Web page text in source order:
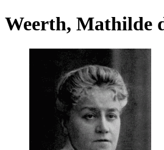
Weerth, Mathilde